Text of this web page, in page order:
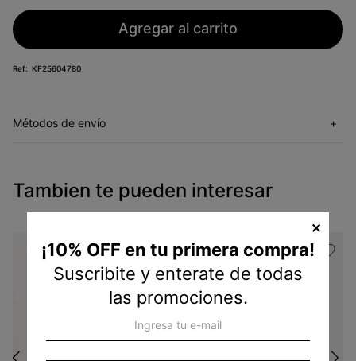
Agregar al carrito
KF25604780
Métodos de envío +
Tambien te pueden interesar
¡10% OFF en tu primera compra!
Suscribite y enterate de todas
las promociones.
✕